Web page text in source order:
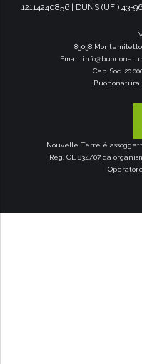
12114240856 | DUNS (UFI) 43-
83038 Montemiletto
Email:
Cap. Soc.
Nouvelle Terre è
Reg. CE 834/07 da